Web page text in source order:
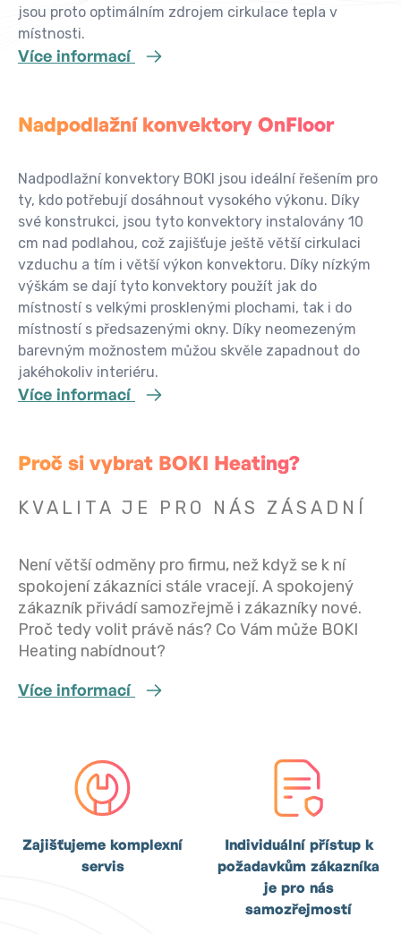
jsou proto optimálním zdrojem cirkulace tepla v
místnosti.
Více informací
Nadpodlažní konvektory OnFloor
Nadpodlažní konvektory BOKI jsou ideální řešením pro
ty, kdo potřebují dosáhnout vysokého výkonu. Díky
své konstrukci, jsou tyto konvektory instalovány 10
cm nad podlahou, což zajišťuje ještě větší cirkulaci
vzduchu a tím i větší výkon konvektoru. Díky nízkým
výškám se dají tyto konvektory použít jak do
místností s velkými prosklenými plochami, tak i do
místností s předsazenými okny. Díky neomezeným
barevným možnostem můžou skvěle zapadnout do
jakéhokoliv interiéru.
Více informací
Proč si vybrat BOKI Heating?
KVALITA JE PRO NÁS ZÁSADNÍ
Není větší odměny pro firmu, než když se k ní
spokojení zákazníci stále vracejí. A spokojený
zákazník přivádí samozřejmě i zákazníky nové.
Proč tedy volit právě nás? Co Vám může BOKI
Heating nabídnout?
Více informací
Zajišťujeme komplexní
servis
Individuální přístup k
požadavkům zákazníka
je pro nás
samozřejmostí